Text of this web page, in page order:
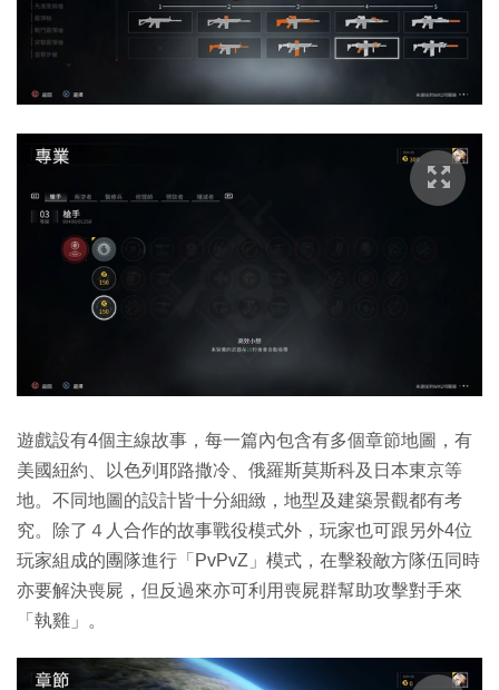
遊戲設有4個主線故事，每一篇內包含有多個章節地圖，有
美國紐約、以色列耶路撒冷、俄羅斯莫斯科及日本東京等
地。不同地圖的設計皆十分細緻，地型及建築景觀都有考
究。除了４人合作的故事戰役模式外，玩家也可跟另外4位
玩家組成的團隊進行「PvPvZ」模式，在擊殺敵方隊伍同時
亦要解決喪屍，但反過來亦可利用喪屍群幫助攻擊對手來
「執雞」。